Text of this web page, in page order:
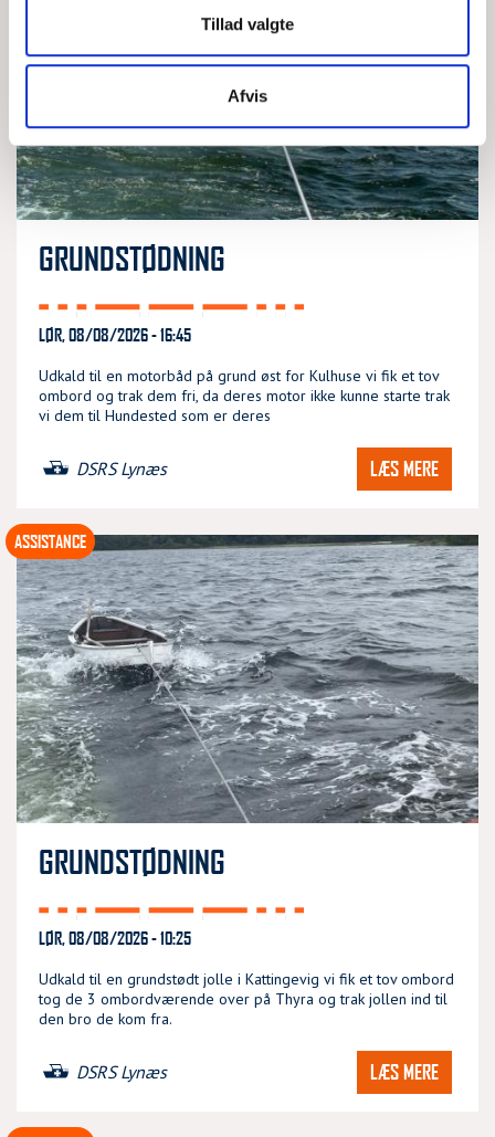
Tillad valgte
Afvis
GRUNDSTØDNING
LØR, 08/08/2026 - 16:45
Udkald til en motorbåd på grund øst for Kulhuse vi fik et tov
ombord og trak dem fri, da deres motor ikke kunne starte trak
vi dem til Hundested som er deres
DSRS Lynæs LÆS MERE
GRUNDSTØDNING
LØR, 08/08/2026 - 10:25
Udkald til en grundstødt jolle i Kattingevig vi fik et tov ombord
tog de 3 ombordværende over på Thyra og trak jollen ind til
den bro de kom fra.
DSRS Lynæs LÆS MERE
ASSISTANCE